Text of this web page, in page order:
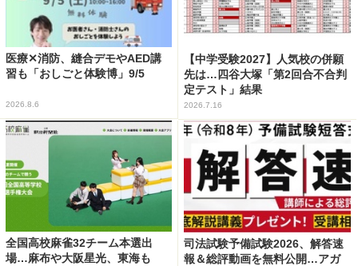
医療✕消防、縫合デモやAED講
習も「おしごと体験博」9/5
2026.8.6
【中学受験2027】人気校の併願
先は…四谷大塚「第2回合不合判
定テスト」結果
2026.7.16
全国高校麻雀32チーム本選出
場…麻布や大阪星光、東海も
司法試験予備試験2026、解答速
報＆総評動画を無料公開…アガ